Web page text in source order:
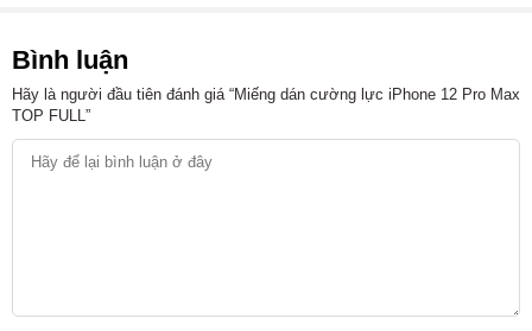
Bình luận
Hãy là người đầu tiên đánh giá “Miếng dán cường lực iPhone 12 Pro Max
TOP FULL”